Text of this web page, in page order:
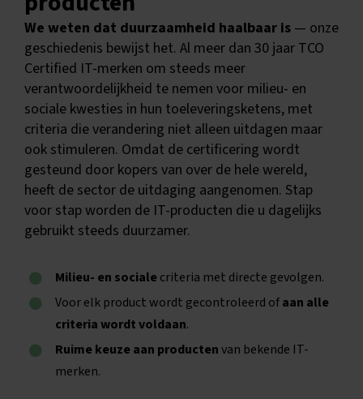
We weten dat duurzaamheid haalbaar is— onze
geschiedenis bewijst het. Al meer dan 30 jaar TCO
Certified IT-merken om steeds meer
verantwoordelijkheid te nemen voor milieu- en
sociale kwesties in hun toeleveringsketens, met
criteria die verandering niet alleen uitdagen maar
ook stimuleren. Omdat de certificering wordt
gesteund door kopers van over de hele wereld,
heeft de sector de uitdaging aangenomen. Stap
voor stap worden de IT-producten die u dagelijks
gebruikt steeds duurzamer.
Milieu- en socialecriteria met directe gevolgen.
Voor elk product wordt gecontroleerd ofaan alle
criteria wordt voldaan.
Ruime keuze aan productenvan bekende IT-
merken.